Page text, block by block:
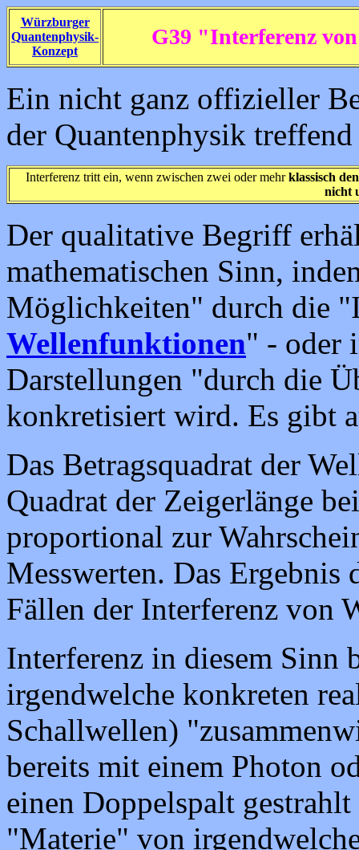
Würzburger
Quantenphysik-
Konzept
G39 "Interferenz
Ein nicht ganz offizieller
der Quantenphysik
Interferenz tritt ein, wenn zwischen zwei oder mehrklassisch
nicht
Der qualitative Begriff
mathematischen Sinn,
Möglichkeiten" durch die
Wellenfunktionen" - oder
Darstellungen "durch die
konkretisiert wird. Es gibt
Das Betragsquadrat der
Quadrat der Zeigerlänge
proportional zur
Messwerten. Das Ergebnis
Fällen der Interferenz von
Interferenz in diesem Sinn
irgendwelche konkreten
Schallwellen)
bereits mit einem Photon
einen Doppelspalt
"Materie" von